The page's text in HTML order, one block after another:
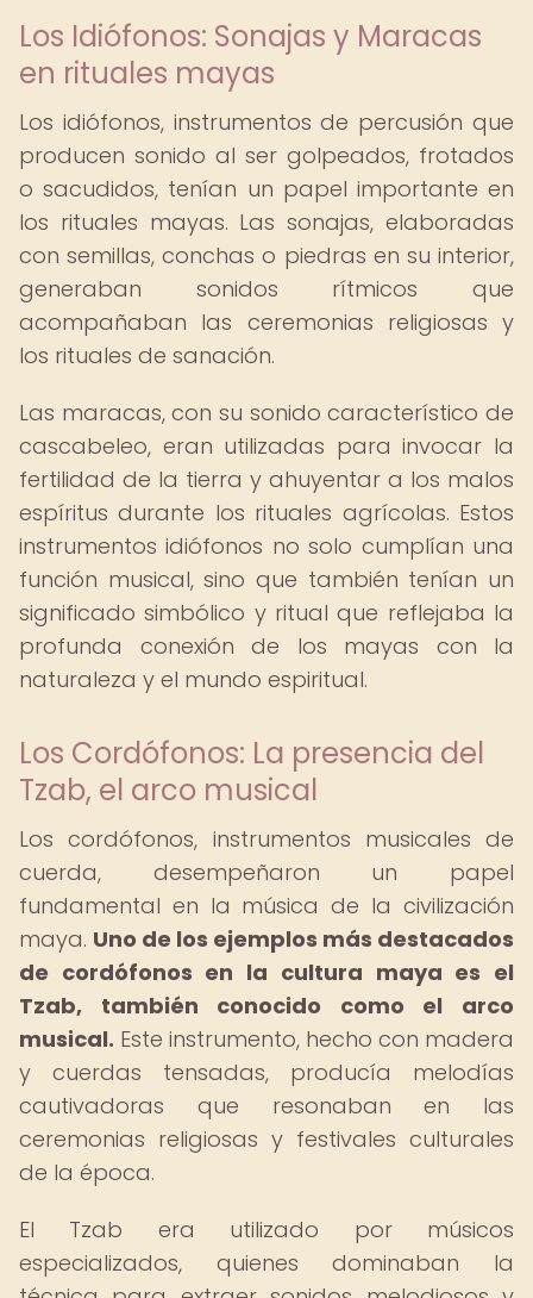
Los Idiófonos: Sonajas y Maracas
en rituales mayas
Los idiófonos, instrumentos de percusión que
producen sonido al ser golpeados, frotados
o sacudidos, tenían un papel importante en
los rituales mayas. Las sonajas, elaboradas
con semillas, conchas o piedras en su interior,
generaban sonidos rítmicos que
acompañaban las ceremonias religiosas y
los rituales de sanación.
Las maracas, con su sonido característico de
cascabeleo, eran utilizadas para invocar la
fertilidad de la tierra y ahuyentar a los malos
espíritus durante los rituales agrícolas. Estos
instrumentos idiófonos no solo cumplían una
función musical, sino que también tenían un
significado simbólico y ritual que reflejaba la
profunda conexión de los mayas con la
naturaleza y el mundo espiritual.
Los Cordófonos: La presencia del
Tzab, el arco musical
Los cordófonos, instrumentos musicales de
cuerda, desempeñaron un papel
fundamental en la música de la civilización
maya. Uno de los ejemplos más destacados
de cordófonos en la cultura maya es el
Tzab, también conocido como el arco
musical. Este instrumento, hecho con madera
y cuerdas tensadas, producía melodías
cautivadoras que resonaban en las
ceremonias religiosas y festivales culturales
de la época.
El Tzab era utilizado por músicos
especializados, quienes dominaban la